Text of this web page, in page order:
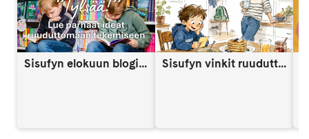
Sisufyn elokuun blogi: Näin vahvistat lapsen itsetuntoa someaikana Sisufyn vinkit ruuduttomaan päivään: Vinkki 9